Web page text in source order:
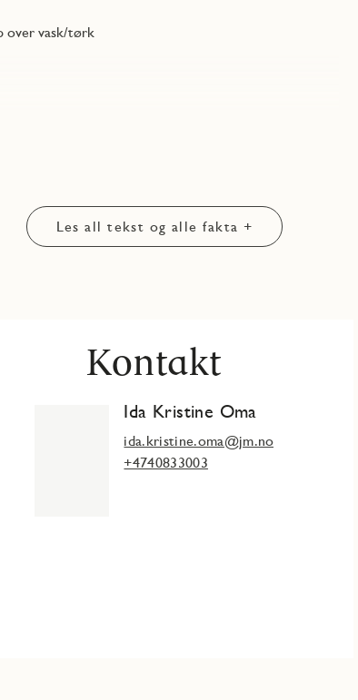
over vask/tørk
Les all tekst og alle fakta +
Kontakt
Ida Kristine Oma
ida.kristine.oma@jm.no
+4740833003